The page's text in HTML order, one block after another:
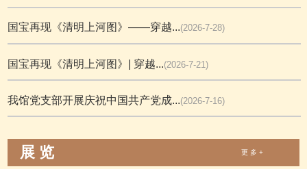
国宝再现《清明上河图》——穿越...(2026-7-28)
国宝再现《清明上河图》| 穿越...(2026-7-21)
我馆党支部开展庆祝中国共产党成...(2026-7-16)
展 览 更 多 +